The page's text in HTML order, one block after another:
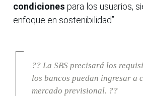
condiciones para los usuarios,
enfoque en sostenibilidad”.
?? La SBS precisará los
los bancos puedan ingresar a
mercado previsional. ??